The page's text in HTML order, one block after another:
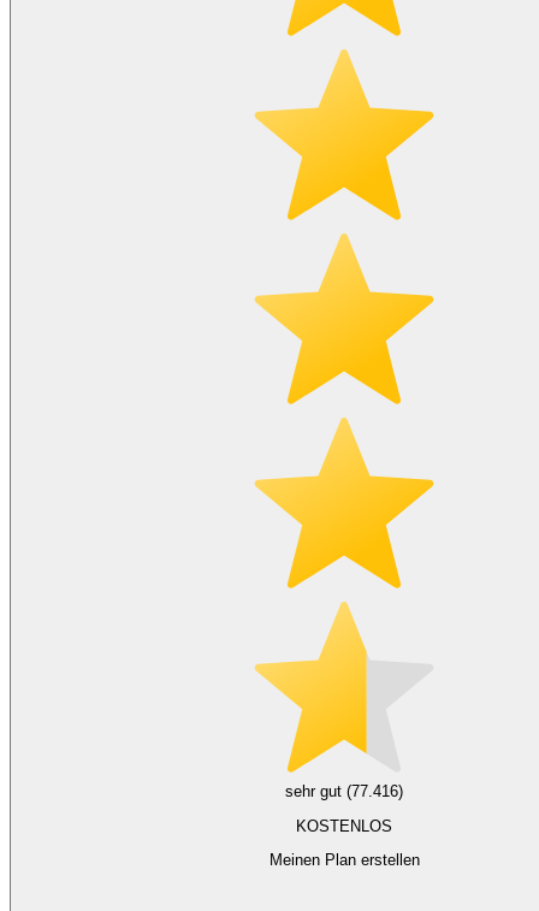
sehr gut (77.416)
KOSTENLOS
Meinen Plan erstellen